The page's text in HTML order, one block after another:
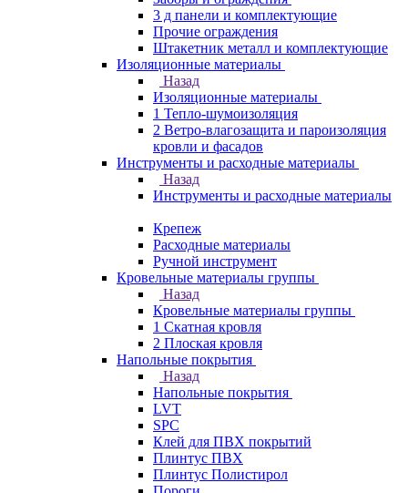
3 д панели и комплектующие
Прочие ограждения
Штакетник металл и комплектующие
Изоляционные материалы
Назад
Изоляционные материалы
1 Тепло-шумоизоляция
2 Ветро-влагозащита и пароизоляция
кровли и фасадов
Инструменты и расходные материалы
Назад
Инструменты и расходные материалы
Крепеж
Расходные материалы
Ручной инструмент
Кровельные материалы группы
Назад
Кровельные материалы группы
1 Скатная кровля
2 Плоская кровля
Напольные покрытия
Назад
Напольные покрытия
LVT
SPC
Клей для ПВХ покрытий
Плинтус ПВХ
Плинтус Полистирол